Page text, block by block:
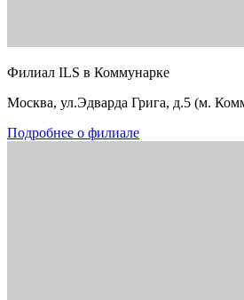
Филиал ILS в Коммунарке
Москва, ул.Эдварда Грига, д.5 (м.
Подробнее о филиале